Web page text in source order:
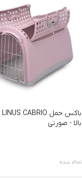
بالا - صورتی
تمام شده